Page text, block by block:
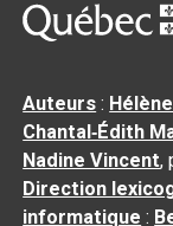
Auteurs :
Chantal‑Édith
Nadine Vincent,
Direction
informatique :